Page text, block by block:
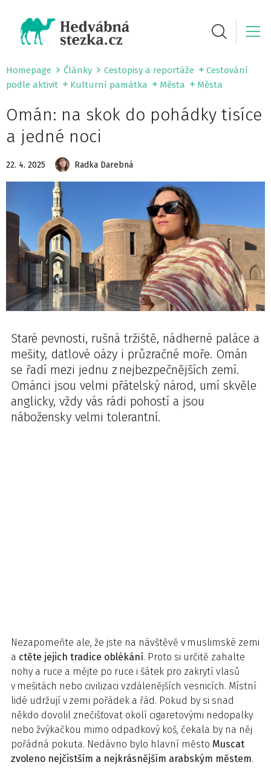
Homepage Články Cestopisy a reportáže
Cestování
podle aktivit
Kulturní památka Města Města
Omán: na skok do pohádky tisíce
a jedné noci
22. 4. 2025 Radka Darebná
Staré pevnosti, rušná tržiště, nádherné paláce a
mešity, datlové oázy i průzračné moře. Omán
se řadí mezi jednu z nejbezpečnějších zemí.
Ománci jsou velmi přátelský národ, umí skvěle
anglicky, vždy vás rádi pohostí a jsou
nábožensky velmi tolerantní.
Nezapomeňte ale, že jste na návštěvě v muslimské zemi
a ctěte jejich tradice oblékání. Proto si určitě zahalte
nohy a ruce a mějte po ruce i šátek pro zakrytí vlasů
v mešitách nebo civilizaci vzdálenějších vesnicích. Místní
lidé udržují v zemi pořádek a řád. Pokud by si snad
někdo dovolil znečišťovat okolí cigaretovými nedopalky
nebo žvýkačkou mimo odpadkový koš, čekala by na něj
pořádná pokuta. Nedávno bylo hlavní město Muscat
zvoleno nejčistším a nejkrásnějším arabským městem.